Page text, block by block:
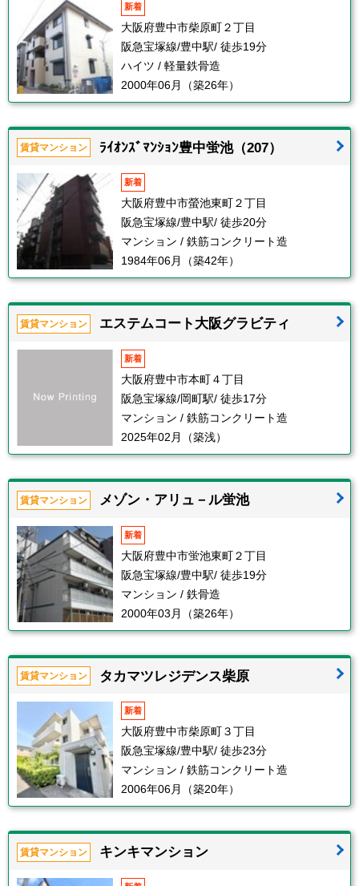
新着
大阪府豊中市柴原町２丁目
阪急宝塚線/豊中駅/ 徒歩19分
ハイツ / 軽量鉄骨造
2000年06月（築26年）
賃貸マンション ﾗｲｵﾝｽﾞﾏﾝｼｮﾝ豊中蛍池（207）
新着
大阪府豊中市螢池東町２丁目
阪急宝塚線/豊中駅/ 徒歩20分
マンション / 鉄筋コンクリート造
1984年06月（築42年）
賃貸マンション エステムコート大阪グラビティ
新着
大阪府豊中市本町４丁目
阪急宝塚線/岡町駅/ 徒歩17分
マンション / 鉄筋コンクリート造
2025年02月（築浅）
賃貸マンション メゾン・アリュ－ル蛍池
新着
大阪府豊中市蛍池東町２丁目
阪急宝塚線/豊中駅/ 徒歩19分
マンション / 鉄骨造
2000年03月（築26年）
賃貸マンション タカマツレジデンス柴原
新着
大阪府豊中市柴原町３丁目
阪急宝塚線/豊中駅/ 徒歩23分
マンション / 鉄筋コンクリート造
2006年06月（築20年）
賃貸マンション キンキマンション